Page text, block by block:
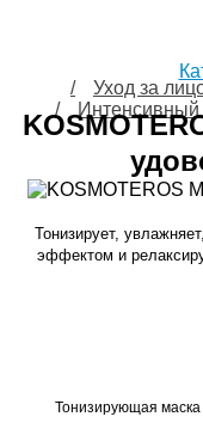
Уход за
Интенсивный
Тонизирует,
эффектом и
Тонизирующая маска